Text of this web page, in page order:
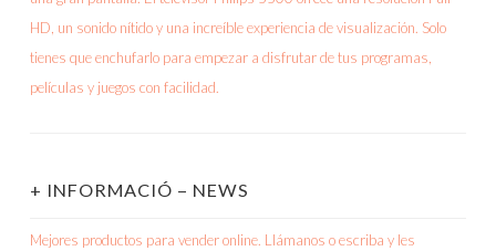
+ INFORMACIÓ – NEWS
Mejores productos para vender online. Llámanos o escriba y les